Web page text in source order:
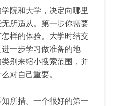
院和大学，决定向哪里
所适从。第一步你需要
样的体验。大学时结交
一步学习做准备的地
别来缩小搜索范围，并
对自己重要。
所措。一个很好的第一